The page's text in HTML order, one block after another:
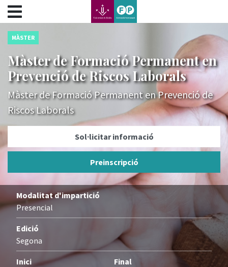
???label.access.jump.content???
???label.access.jump.header???
???label.access.jump.footer???
???label.access.jump.menu???
MÀSTER
Màster de Formació Permanent en
Prevenció de Riscos Laborals
Màster de Formació Permanent en Prevenció de
Riscos Laborals
Sol·licitar informació
Preinscripció
Modalitat d'impartició
Presencial
Edició
Segona
Inici
Final